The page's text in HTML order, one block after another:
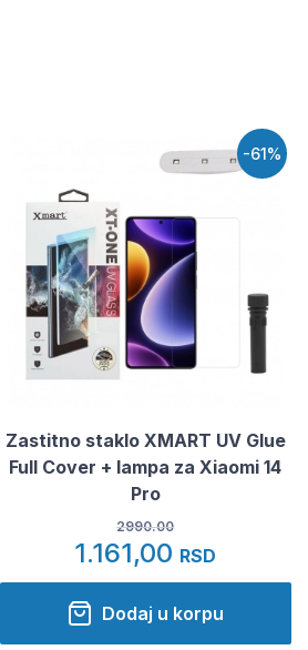
-61%
Zastitno staklo XMART UV Glue
Full Cover + lampa za Xiaomi 14
Pro
2990.00
1.161,00 RSD
Dodaj u korpu